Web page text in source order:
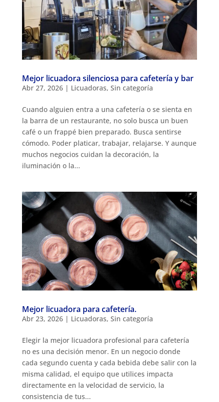
Mejor licuadora silenciosa para cafetería y bar
Abr 27, 2026| Licuadoras, Sin categoría
Cuando alguien entra a una cafetería o se sienta en
la barra de un restaurante, no solo busca un buen
café o un frappé bien preparado. Busca sentirse
cómodo. Poder platicar, trabajar, relajarse. Y aunque
muchos negocios cuidan la decoración, la
iluminación o la...
Mejor licuadora para cafetería.
Abr 23, 2026| Licuadoras, Sin categoría
Elegir la mejor licuadora profesional para cafetería
no es una decisión menor. En un negocio donde
cada segundo cuenta y cada bebida debe salir con la
misma calidad, el equipo que utilices impacta
directamente en la velocidad de servicio, la
consistencia de tus...